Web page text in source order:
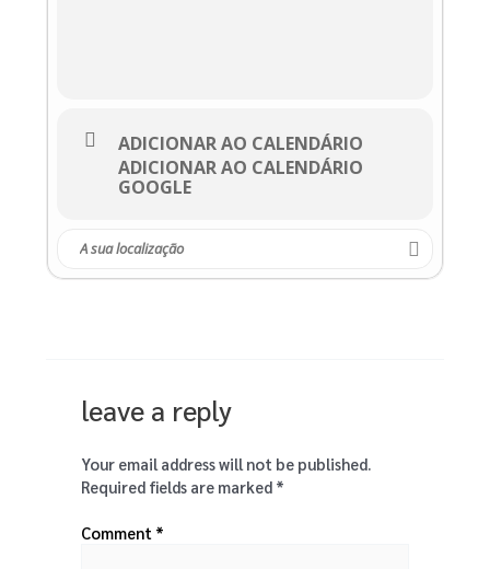
ADICIONAR AO CALENDÁRIO
ADICIONAR AO CALENDÁRIO
GOOGLE
leave a reply
Your email address will not be published.
Required fields are marked *
Comment *